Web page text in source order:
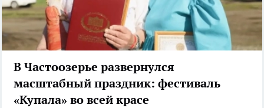
В Частоозерье развернулся
масштабный праздник: фестиваль
«Купала» во всей красе